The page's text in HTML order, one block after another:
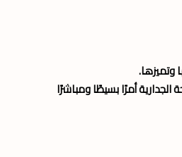
وتميزها.
أمرًا بسيطًا ومباشرًا